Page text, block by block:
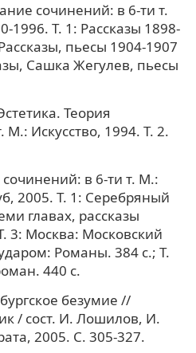
сочинений: в 6-ти т.
1996. Т. 1: Рассказы 1898-
пьесы 1904-1907
Сашка Жегулев, пьесы
Теория
М.: Искусство, 1994. Т. 2.
в 6-ти т. М.:
2005. Т. 1: Серебряный
главах, рассказы
3: Москва: Московский
Романы. 384 с.; Т.
440 с.
безумие //
/ сост. И. Лошилов, И.
2005. С. 305-327.